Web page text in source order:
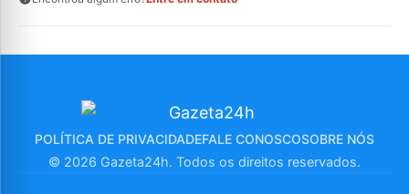
POLÍTICA DE PRIVACIDADEFALE CONOSCOSOBRE NÓS
© 2026 Gazeta24h. Todos os direitos reservados.